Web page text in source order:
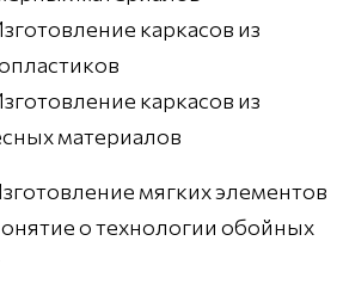
каркасов из
каркасов из
материалов
мягких элементов
о технологии обойных